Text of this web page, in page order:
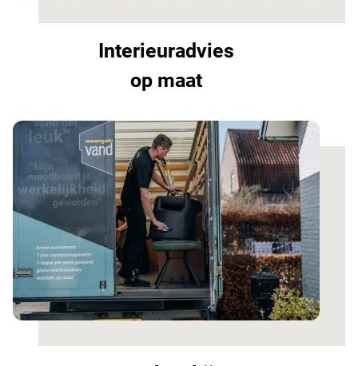
Interieuradvies
op maat